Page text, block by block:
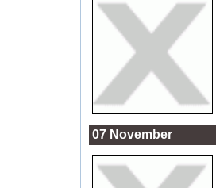
07 November